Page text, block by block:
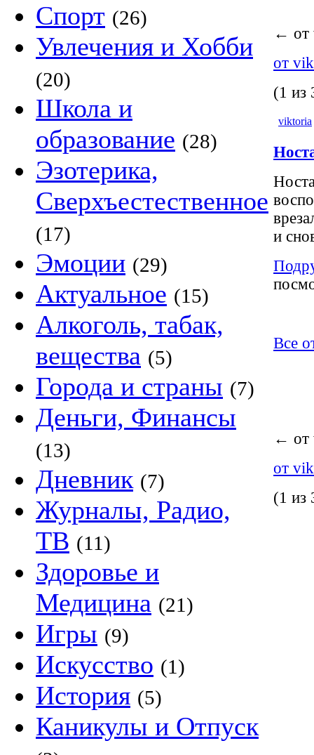
Спорт (26)
Увлечения и Хобби
(20)
Школа и
образование (28)
Эзотерика,
Сверхъестественное
(17)
Эмоции (29)
Актуальное (15)
Алкоголь, табак,
вещества (5)
Города и страны (7)
Деньги, Финансы
(13)
Дневник (7)
Журналы, Радио,
ТВ (11)
Здоровье и
Медицина (21)
Игры (9)
Искусство (1)
История (5)
Каникулы и Отпуск
←
от
(1 из
viktoria
и
Все
←
от
(1 из